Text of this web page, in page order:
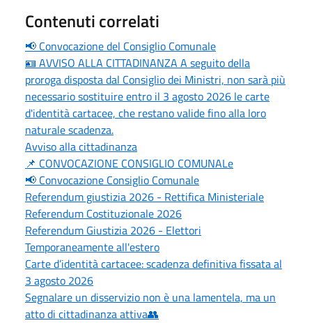
Contenuti correlati
📢 Convocazione del Consiglio Comunale
🪪 AVVISO ALLA CITTADINANZA A seguito della
proroga disposta dal Consiglio dei Ministri, non sarà più
necessario sostituire entro il 3 agosto 2026 le carte
d'identità cartacee, che restano valide fino alla loro
naturale scadenza.
Avviso alla cittadinanza
📌 CONVOCAZIONE CONSIGLIO COMUNALe
📢 Convocazione Consiglio Comunale
Referendum giustizia 2026 - Rettifica Ministeriale
Referendum Costituzionale 2026
Referendum Giustizia 2026 - Elettori
Temporaneamente all'estero
Carte d’identità cartacee: scadenza definitiva fissata al
3 agosto 2026
Segnalare un disservizio non è una lamentela, ma un
atto di cittadinanza attiva👥